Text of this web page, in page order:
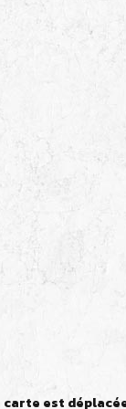
carte est